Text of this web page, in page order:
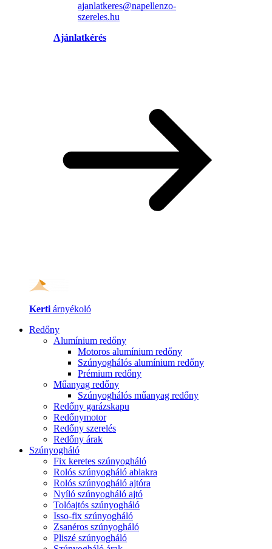
ajanlatkeres@napellenzo-
szereles.hu
Ajánlatkérés
Kerti árnyékoló
Redőny
Alumínium redőny
Motoros alumínium redőny
Szúnyoghálós alumínium redőny
Prémium redőny
Műanyag redőny
Szúnyoghálós műanyag redőny
Redőny garázskapu
Redőnymotor
Redőny szerelés
Redőny árak
Szúnyogháló
Fix keretes szúnyogháló
Rolós szúnyogháló ablakra
Rolós szúnyogháló ajtóra
Nyíló szúnyogháló ajtó
Tolóajtós szúnyogháló
Isso-fix szúnyogháló
Zsanéros szúnyogháló
Pliszé szúnyogháló